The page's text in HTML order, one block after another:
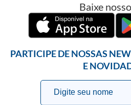
Baixe
PARTICIPE DE NOSSAS
E